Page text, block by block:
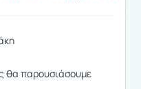
θα παρουσιάσουμε